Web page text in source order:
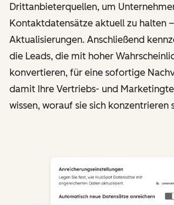
Drittanbieterquellen, um
Kontaktdatensätze aktuell zu halten
Aktualisierungen. Anschließend
die Leads, die mit hoher
konvertieren, für eine sofortige
damit Ihre Vertriebs- und
wissen, worauf sie sich konzentrieren